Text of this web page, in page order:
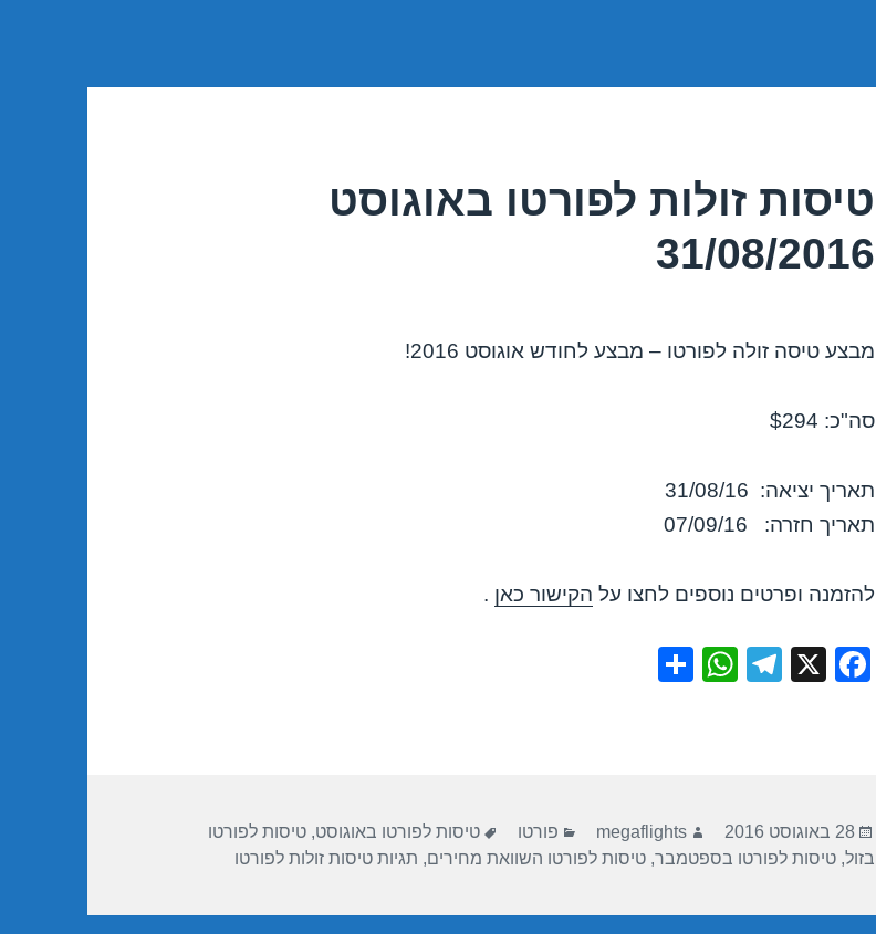
טיסות זולות לפורטו באוגוסט
31/08/2016
מבצע טיסה זולה לפורטו – מבצע לחודש אוגוסט 2016!
סה"כ: $294
תאריך יציאה: 31/08/16
תאריך חזרה: 07/09/16
להזמנה ופרטים נוספים לחצו על הקישור כאן .
F
o
o
k
X
T
m
W
p
p
פורסם
בתאריך
28 באוגוסט 2016 מחבר
megaflights קטגוריות
פורטו תגיות
טיסות לפורטו באוגוסט,טיסות לפורטו
בזול,טיסות לפורטו בספטמבר,טיסות לפורטו השוואת מחירים, תגיות טיסות זולות לפורטו